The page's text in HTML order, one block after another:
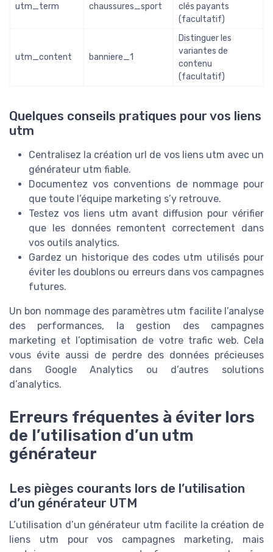
utm_term chaussures_sport
clés payants
(facultatif)
utm_content banniere_1
Distinguer les
variantes de
contenu
(facultatif)
Quelques conseils pratiques pour vos liens
utm
Centralisez la création url de vos liens utm avec un
générateur utm fiable.
Documentez vos conventions de nommage pour
que toute l’équipe marketing s’y retrouve.
Testez vos liens utm avant diffusion pour vérifier
que les données remontent correctement dans
vos outils analytics.
Gardez un historique des codes utm utilisés pour
éviter les doublons ou erreurs dans vos campagnes
futures.
Un bon nommage des paramètres utm facilite l’analyse
des performances, la gestion des campagnes
marketing et l’optimisation de votre trafic web. Cela
vous évite aussi de perdre des données précieuses
dans Google Analytics ou d’autres solutions
d’analytics.
Erreurs fréquentes à éviter lors
de l’utilisation d’un utm
générateur
Les pièges courants lors de l’utilisation
d’un générateur UTM
L’utilisation d’un générateur utm facilite la création de
liens utm pour vos campagnes marketing, mais